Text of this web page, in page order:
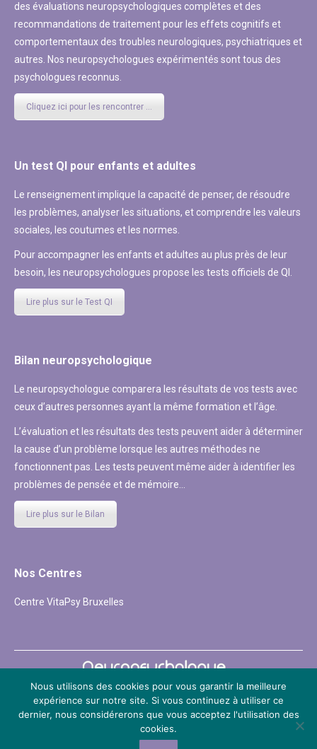
des évaluations neuropsychologiques complètes et des
recommandations de traitement pour les effets cognitifs et
comportementaux des troubles neurologiques, psychiatriques et
autres. Nos neuropsychologues expérimentés sont tous des
psychologues reconnus.
Cliquez ici pour les rencontrer ...
Un test QI pour enfants et adultes
Le renseignement implique la capacité de penser, de résoudre
les problèmes, analyser les situations, et comprendre les valeurs
sociales, les coutumes et les normes.
Pour accompagner les enfants et adultes au plus près de leur
besoin, les neuropsychologues propose les tests officiels de QI.
Lire plus sur le Test QI
Bilan neuropsychologique
Le neuropsychologue comparera les résultats de vos tests avec
ceux d’autres personnes ayant la même formation et l’âge.
L’évaluation et les résultats des tests peuvent aider à déterminer
la cause d’un problème lorsque les autres méthodes ne
fonctionnent pas. Les tests peuvent même aider à identifier les
problèmes de pensée et de mémoire…
Lire plus sur le Bilan
Nos Centres
Centre VitaPsy Bruxelles
Copyright © 2026Neuropsychologue Belgique
Powered byPrivium – Des services qui soutiennent vos soins. Pour
psychologues, psychotherapeutes et hypnotherapeutes.
Nous utilisons des cookies pour vous garantir la meilleure
expérience sur notre site. Si vous continuez à utiliser ce
dernier, nous considérerons que vous acceptez l'utilisation des
cookies.